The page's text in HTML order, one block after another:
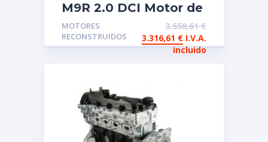
M9R 2.0 DCI Motor de
intercambio
reconstruido Renault
MOTORES
RECONSTRUIDOS
3.558,61€
3.316,61 € I.V.A.
incluido